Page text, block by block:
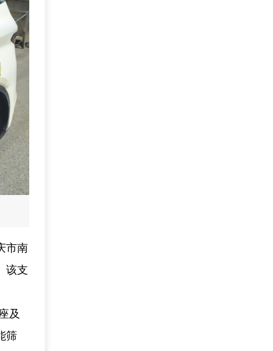
市南
该支
及
筛